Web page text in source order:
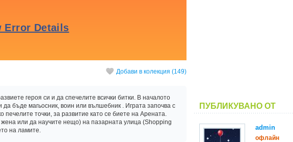
Добави в колекция (149)
героя си и да спечелите всички битки. В началото
бъде магьосник, воин или вълшебник . Играта започва с
печелите точки, за развитие като се биете на Арената.
или да научите нещо) на пазарната улица (Shopping
на ламите.
ПУБЛИКУВАНО ОТ
admin
офлайн